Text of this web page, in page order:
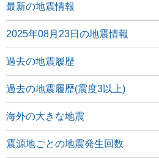
最新の地震情報
2025年08月23日の地震情報
過去の地震履歴
過去の地震履歴(震度3以上)
海外の大きな地震
震源地ごとの地震発生回数